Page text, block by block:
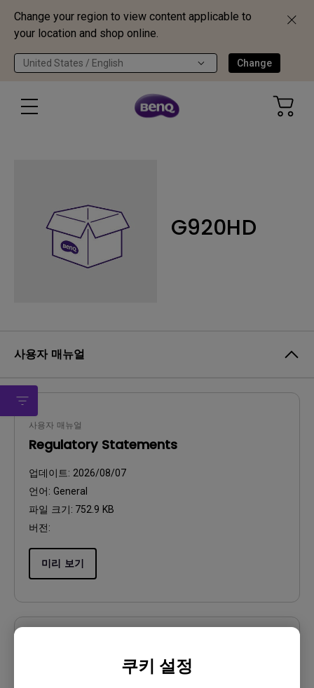
Change your region to view content applicable to
your location and shop online.
United States / English Change
쿠키 설정
G920HD
사용자 매뉴얼
사용자 매뉴얼
Regulatory Statements
업데이트: 2026/08/07
언어: General
파일 크기: 752.9 KB
버전:
미리 보기
Safety Warning and Notice